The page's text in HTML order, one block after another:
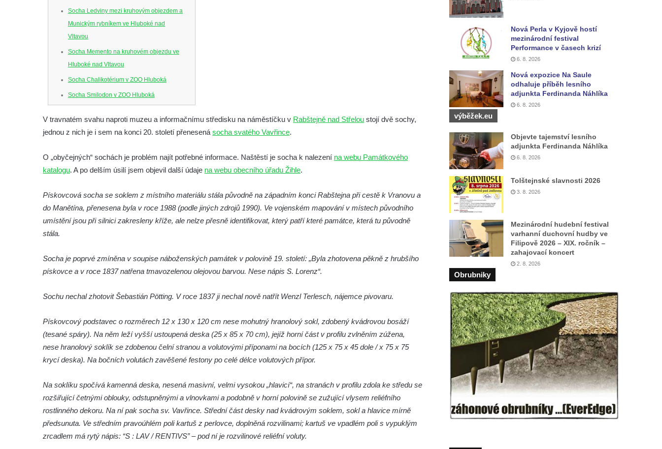
Socha Ledviny mezi kruhovým objezdem a
Munickým rybníkem ve Hluboké nad
Vltavou
Socha Memento na kruhovém objezdu ve
Hluboké nad Vltavou
Socha Chalikotérium v ZOO Hluboká
Socha Smilodon v ZOO Hluboká
Socha Koroun bezzubý v ZOO Hluboká
Socha Medvěd jeskynní v ZOO Hluboká
Socha Mamutí lebka v ZOO Hluboká
Socha Vydry si hrají v ZOO Hluboká
Socha Lišky v ZOO Hluboká
Socha Vlčice s mládětem v ZOO Hluboká
Socha Orlice v ZOO Hluboká
Socha Tygr v ZOO Hluboká
Socha Včela v ZOO Hluboká
Socha Housenka v ZOO Hluboká
Socha Nosorožík v ZOO Hluboká
V travnatém svahu naproti muzeu a informačnímu středisku na náměstíčku v Rabštejně nad Střelou stojí dvě sochy,
jednou z nich je i sem na konci 20. století přenesená socha svatého Vavřince.
O „obyčejných“ sochách je problém najít potřebné informace. Naštěstí je socha k nalezení na webu Památkového
katalogu. A po delším úsilí jsem objevil další údaje na webu obecního úřadu Žihle.
Pískovcová socha se soklem z místního materiálu stála původně na západním konci Rabštejna při cestě k Vranovu a
do Manětína, přenesena byla v roce 1988 (podle jiných zdrojů 1990). Ve vojenském mapování v místech původního
umístění jsou při silnici zakresleny kříže, ale nelze přesně identifikovat, který patří které památce, která tu původně
stála.
Socha je poprvé zmíněna v soupise náboženských památek v polovině 19. století: „Byla zhotovena pěkně z hrubšího
pískovce a v roce 1837 natřena tmavozelenou olejovou barvou. Nese nápis S. Lorenz“.
Sochu nechal zhotovit Šebastián Pötting. V roce 1837 ji nechal nově natřít Wenzl Terlesch, nájemce pivovaru.
Pískovcový podstavec o rozměrech 12 x 130 x 120 cm nese mohutný hranolový sokl, zdobený kvádrovou bosáží
(tesané spáry). Na něm leží vyšší ustoupená deska (25 x 85 x 70 cm), jejíž horní část v profilu zvlněním zúžena,
nese hranolový soklík se zdobenou čelní stranou a volutovými příponami na bocích (125 x 75 x 45 dole / x 75 x 75
krycí deska). Na bočních volutách zavěšené festony po celé délce volutových přípor.
Na soklíku spočívá kamenná deska, nesená masivní, velmi vysokou „hlavicí“, na stranách v profilu zdola ke středu se
rozšiřující četnými oblouky, odstupněnými a vlnovkami a podobně v horní polovině se zužující vlysem reliéfního
rostlinného dekoru. Na ní pak socha sv. Vavřince. Střední část desky nad kvádrovým soklem, sokl a hlavice mírně
předsunuta. Ve středním pravoúhlém poli kartuš z perlovce, doplněná rozvilinami; kartuš ve vpadlém poli s vypuklým
zrcadlem má rytý nápis: “S : LAV / RENTIVS” – pod ní je rozvilinové reliéfní voluty.
Nová Perla v Kyjově hostí
mezinárodní festival
Performance v časech krizí
6. 8. 2026
Nová expozice Na Saule
odhaluje příběh lesního
adjunkta Ferdinanda Náhlíka
6. 8. 2026
výběžek.eu
Objevte tajemství lesního
adjunkta Ferdinanda Náhlíka
6. 8. 2026
Tolštejnské slavnosti 2026
3. 8. 2026
Mezinárodní hudební festival
varhanní duchovní hudby ve
Filipově 2026 – XIX. ročník –
zahajovací koncert
2. 8. 2026
Obrubniky